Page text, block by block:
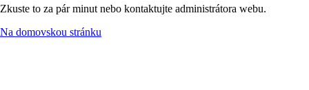
Zkuste to za pár minut nebo kontaktujte administrátora webu.
Na domovskou stránku